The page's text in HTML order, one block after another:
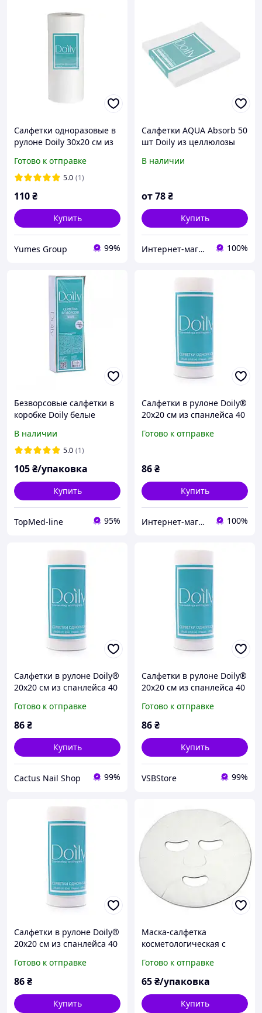
Салфетки одноразовые в
рулоне Doily 30х20 см из
шт/рул) сетка
Готово к отправке
5.0 (1)
110₴
Купить
Yumes Group 99%
Салфетки AQUA Absorb 50
шт Doily из целлюлозы
В наличии
от78₴
Купить
Интернет-магазин My Beauty Market 100%
Безворсовые салфетки в
коробке Doily белые
В наличии
5.0 (1)
105₴/упаковка
Купить
TopMed-line 95%
Салфетки в рулоне Doily®
20х20 см из спанлейса 40
Текстура: гладкая
Готово к отправке
86₴
Купить
Интернет-магазин ZakharenkoStudio 100%
Салфетки в рулоне Doily®
20х20 см из спанлейса 40
Текстура: гладкая
Готово к отправке
86₴
Купить
Cactus Nail Shop 99%
Салфетки в рулоне Doily®
20х20 см из спанлейса 40
Текстура: гладкая
Готово к отправке
86₴
Купить
VSBStore 99%
Салфетки в рулоне Doily®
20х20 см из спанлейса 40
Текстура: гладкая
Готово к отправке
86₴
Купить
Маска-салфетка
косметологическая с
рта Doily® из спанлейса
(50 шт/пач) Гладкая
Готово к отправке
65₴/упаковка
Купить